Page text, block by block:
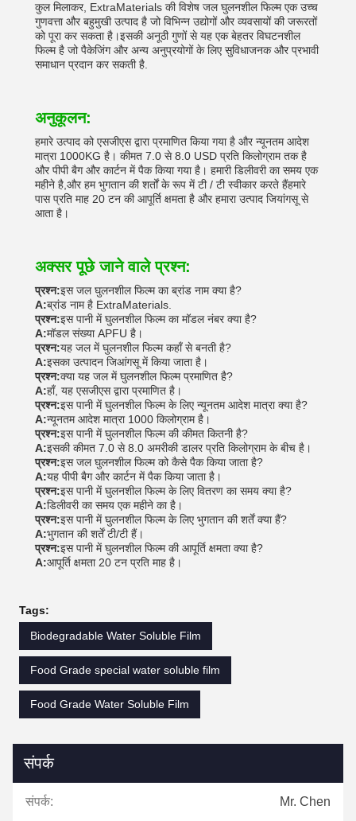
कुल मिलाकर, ExtraMaterials की विशेष जल घुलनशील फिल्म एक उच्च
गुणवत्ता और बहुमुखी उत्पाद है जो विभिन्न उद्योगों और व्यवसायों की जरूरतों
को पूरा कर सकता है।इसकी अनूठी गुणों से यह एक बेहतर विघटनशील
फिल्म है जो पैकेजिंग और अन्य अनुप्रयोगों के लिए सुविधाजनक और प्रभावी
समाधान प्रदान कर सकती है.
अनुकूलन:
हमारे उत्पाद को एसजीएस द्वारा प्रमाणित किया गया है और न्यूनतम आदेश
मात्रा 1000KG है। कीमत 7.0 से 8.0 USD प्रति किलोग्राम तक है
और पीपी बैग और कार्टन में पैक किया गया है। हमारी डिलीवरी का समय एक
महीने है,और हम भुगतान की शर्तों के रूप में टी / टी स्वीकार करते हैंहमारे
पास प्रति माह 20 टन की आपूर्ति क्षमता है और हमारा उत्पाद जियांगसू से
आता है।
अक्सर पूछे जाने वाले प्रश्न:
प्रश्न:इस जल घुलनशील फिल्म का ब्रांड नाम क्या है?
A:ब्रांड नाम है ExtraMaterials.
प्रश्न:इस पानी में घुलनशील फिल्म का मॉडल नंबर क्या है?
A:मॉडल संख्या APFU है।
प्रश्न:यह जल में घुलनशील फिल्म कहाँ से बनती है?
A:इसका उत्पादन जिआंगसू में किया जाता है।
प्रश्न:क्या यह जल में घुलनशील फिल्म प्रमाणित है?
A:हाँ, यह एसजीएस द्वारा प्रमाणित है।
प्रश्न:इस पानी में घुलनशील फिल्म के लिए न्यूनतम आदेश मात्रा क्या है?
A:न्यूनतम आदेश मात्रा 1000 किलोग्राम है।
प्रश्न:इस पानी में घुलनशील फिल्म की कीमत कितनी है?
A:इसकी कीमत 7.0 से 8.0 अमरीकी डालर प्रति किलोग्राम के बीच है।
प्रश्न:इस जल घुलनशील फिल्म को कैसे पैक किया जाता है?
A:यह पीपी बैग और कार्टन में पैक किया जाता है।
प्रश्न:इस पानी में घुलनशील फिल्म के लिए वितरण का समय क्या है?
A:डिलीवरी का समय एक महीने का है।
प्रश्न:इस पानी में घुलनशील फिल्म के लिए भुगतान की शर्तें क्या हैं?
A:भुगतान की शर्तें टी/टी हैं।
प्रश्न:इस पानी में घुलनशील फिल्म की आपूर्ति क्षमता क्या है?
A:आपूर्ति क्षमता 20 टन प्रति माह है।
Tags:
Biodegradable Water Soluble Film
Food Grade special water soluble film
Food Grade Water Soluble Film
संपर्क
संपर्क: Mr. Chen